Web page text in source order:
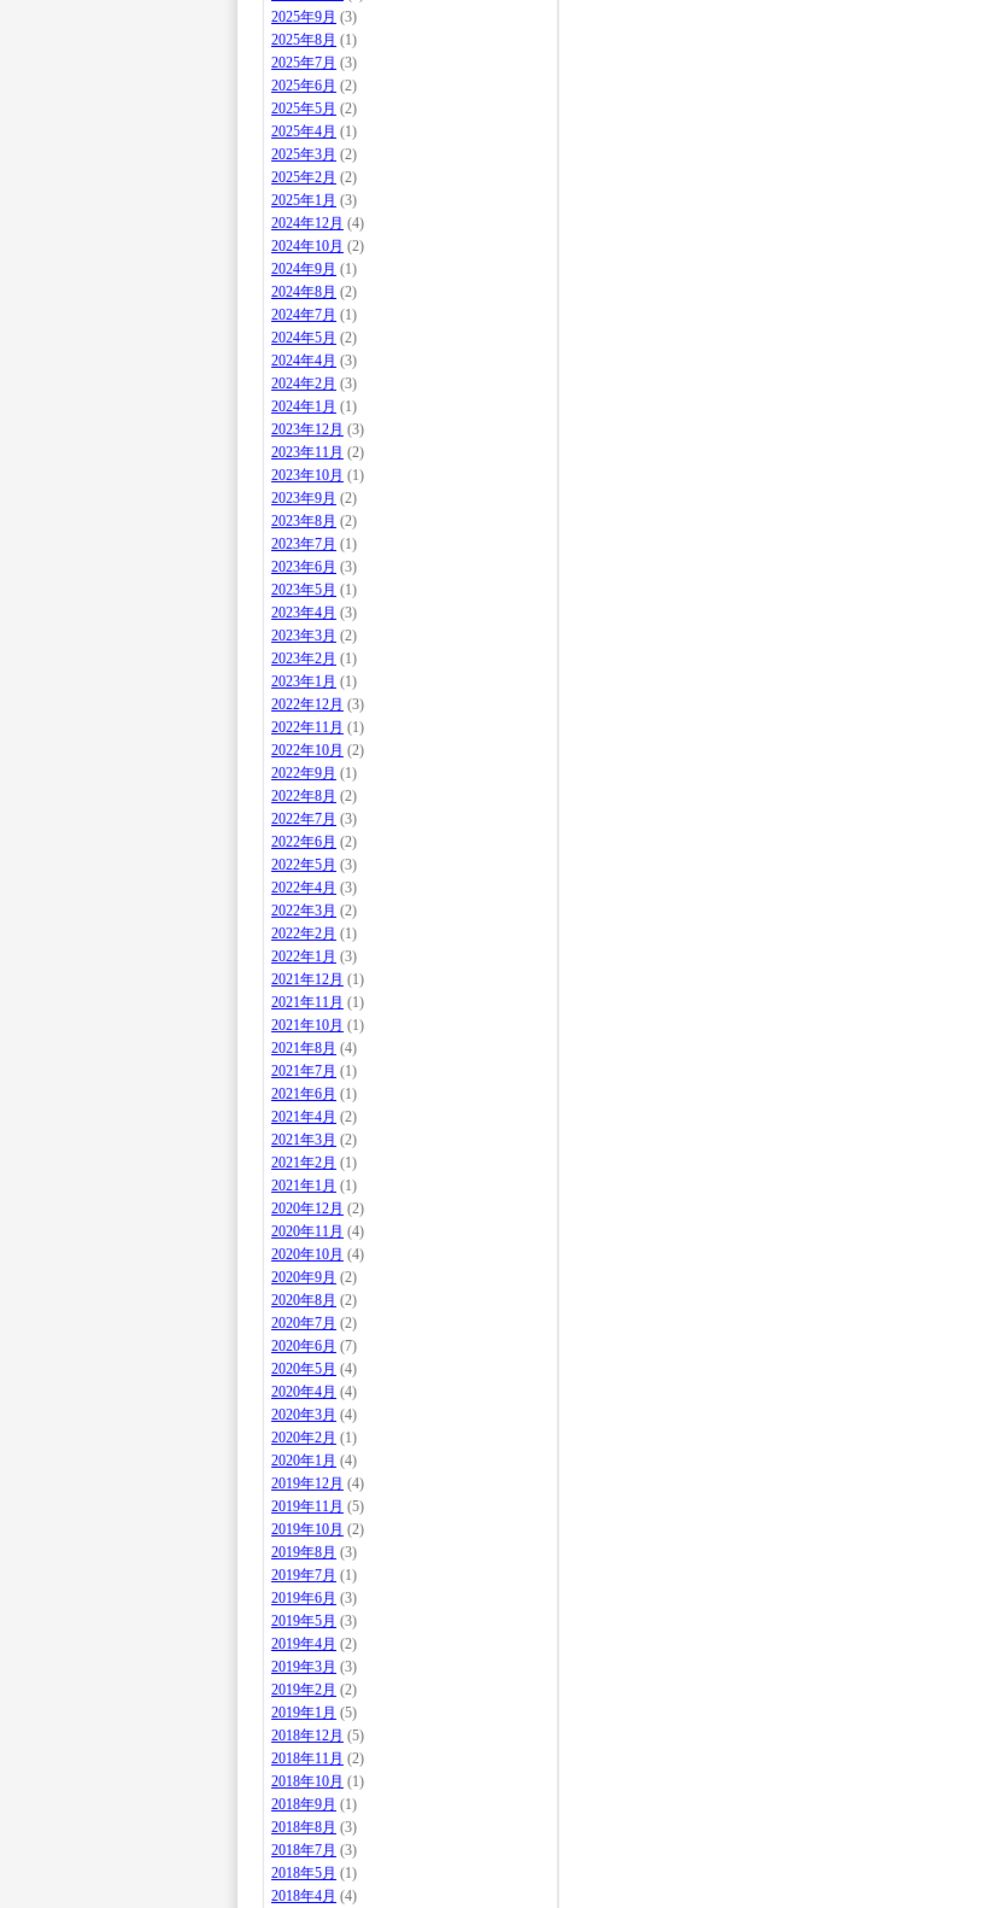
2025年9月 (3)
2025年8月 (1)
2025年7月 (3)
2025年6月 (2)
2025年5月 (2)
2025年4月 (1)
2025年3月 (2)
2025年2月 (2)
2025年1月 (3)
2024年12月 (4)
2024年10月 (2)
2024年9月 (1)
2024年8月 (2)
2024年7月 (1)
2024年5月 (2)
2024年4月 (3)
2024年2月 (3)
2024年1月 (1)
2023年12月 (3)
2023年11月 (2)
2023年10月 (1)
2023年9月 (2)
2023年8月 (2)
2023年7月 (1)
2023年6月 (3)
2023年5月 (1)
2023年4月 (3)
2023年3月 (2)
2023年2月 (1)
2023年1月 (1)
2022年12月 (3)
2022年11月 (1)
2022年10月 (2)
2022年9月 (1)
2022年8月 (2)
2022年7月 (3)
2022年6月 (2)
2022年5月 (3)
2022年4月 (3)
2022年3月 (2)
2022年2月 (1)
2022年1月 (3)
2021年12月 (1)
2021年11月 (1)
2021年10月 (1)
2021年8月 (4)
2021年7月 (1)
2021年6月 (1)
2021年4月 (2)
2021年3月 (2)
2021年2月 (1)
2021年1月 (1)
2020年12月 (2)
2020年11月 (4)
2020年10月 (4)
2020年9月 (2)
2020年8月 (2)
2020年7月 (2)
2020年6月 (7)
2020年5月 (4)
2020年4月 (4)
2020年3月 (4)
2020年2月 (1)
2020年1月 (4)
2019年12月 (4)
2019年11月 (5)
2019年10月 (2)
2019年8月 (3)
2019年7月 (1)
2019年6月 (3)
2019年5月 (3)
2019年4月 (2)
2019年3月 (3)
2019年2月 (2)
2019年1月 (5)
2018年12月 (5)
2018年11月 (2)
2018年10月 (1)
2018年9月 (1)
2018年8月 (3)
2018年7月 (3)
2018年5月 (1)
2018年4月 (4)